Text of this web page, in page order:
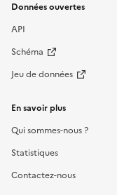
Données ouvertes
API
Schéma
Jeu de données
En savoir plus
Qui sommes-nous ?
Statistiques
Contactez-nous